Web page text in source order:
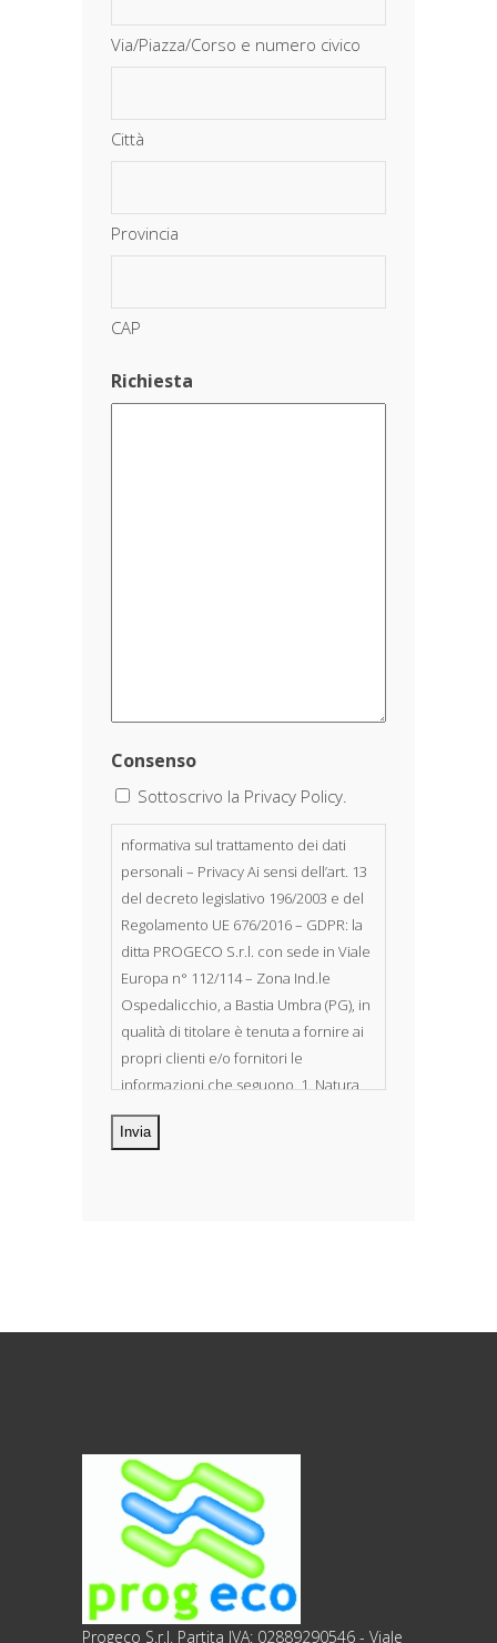
Via/Piazza/Corso e numero civico
Città
Provincia
CAP
Richiesta
Consenso
Sottoscrivo la Privacy Policy.
nformativa sul trattamento dei dati
personali – Privacy Ai sensi dell’art. 13
del decreto legislativo 196/2003 e del
Regolamento UE 676/2016 – GDPR: la
ditta PROGECO S.r.l. con sede in Viale
Europa n° 112/114 – Zona Ind.le
Ospedalicchio, a Bastia Umbra (PG), in
qualità di titolare è tenuta a fornire ai
propri clienti e/o fornitori le
informazioni che seguono. 1. Natura
dei dati personali Costituiscono
oggetto di trattamento i Suoi dati
convinzioni religiose, filosofiche o di
altro genere, le opinioni politiche,
l’adesione a partiti, sindacati,
associazioni od organizzazioni a
carattere religioso, filosofico, politico o
sindacale, nonché i dati personali
idonei a rivelare lo stato di salute e la
Progeco S.r.l. Partita IVA: 02889290546 - Viale